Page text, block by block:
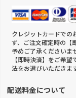
クレジットカードでの
ず、ご注文確定時の【
予めご了承くださいま
【即時決済】をご希
法をお選びいただきま
配送料金について